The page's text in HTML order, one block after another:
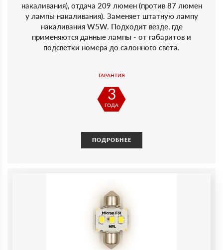
накаливания), отдача 209 люмен (против 87 люмен
у лампы накаливания). Заменяет штатную лампу
накаливания W5W. Подходит везде, где
применяются данные лампы - от габаритов и
подсветки номера до салонного света.
ГАРАНТИЯ
3
ГОДА
ПОДРОБНЕЕ